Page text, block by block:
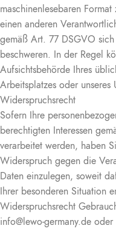
maschinenlesebaren
einen anderen
gemäß Art. 77 DSGVO
beschweren. In der Regel
Aufsichtsbehörde Ihres
Arbeitsplatzes oder unseres
Widerspruchsrecht
Sofern Ihre
berechtigten Interessen
verarbeitet werden, haben
Widerspruch gegen die
Daten einzulegen, soweit
Ihrer besonderen Situation
Widerspruchsrecht
info@lewo-germany.de